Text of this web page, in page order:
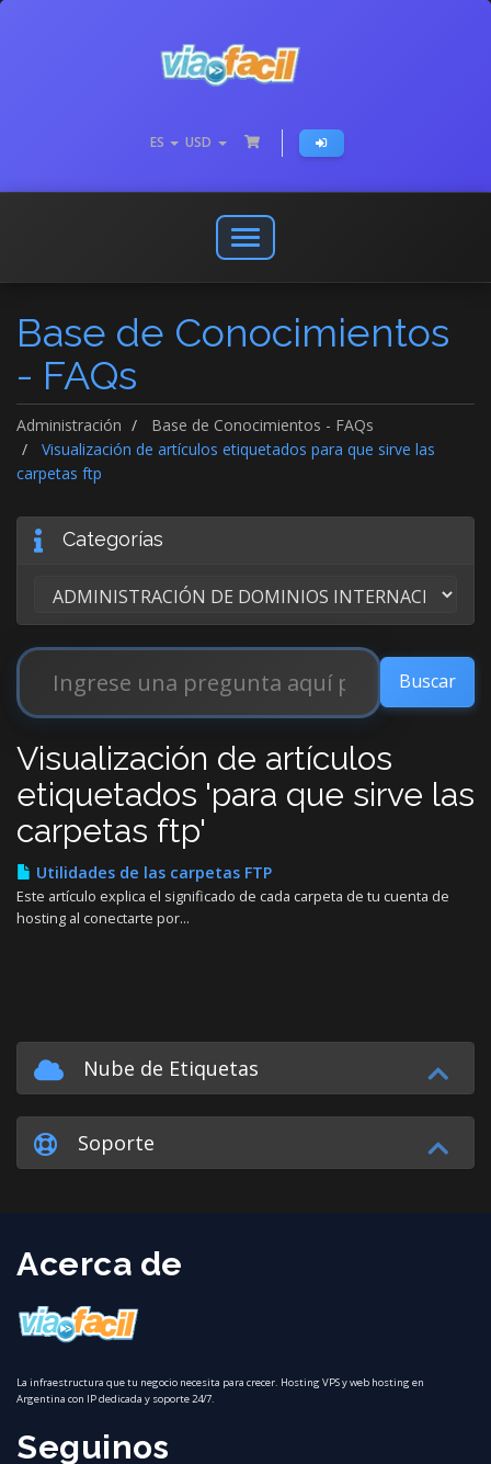
ES USD
Abrir
o
menú
de
Base de Conocimientos
- FAQs
Administración
Base de Conocimientos - FAQs
Visualización de artículos etiquetados para que sirve las
carpetas ftp
Categorías
Visualización de artículos
etiquetados 'para que sirve las
carpetas ftp'
Utilidades de las carpetas FTP
Este artículo explica el significado de cada carpeta de tu cuenta de
hosting al conectarte por...
Nube de Etiquetas
Soporte
Acerca de
La infraestructura que tu negocio necesita para crecer. Hosting VPS y web hosting en
Argentina con IP dedicada y soporte 24/7.
Seguinos